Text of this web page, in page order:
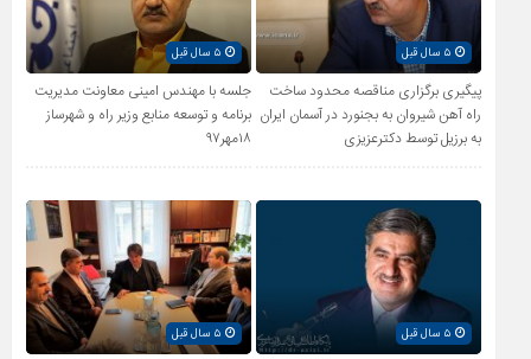
۵ سال قبل
پیگیری برگزاری مناقصه محدود ساخت
راه آهن شیروان به بجنورد در آسمان ایران
به برزیل توسط دکترعزیزی
۵ سال قبل
جلسه با مهندس امینی معاونت مدیریت
برنامه و توسعه منابع وزیر راه و شهرساز
۱۸مهر۹۷
۵ سال قبل ۵ سال قبل